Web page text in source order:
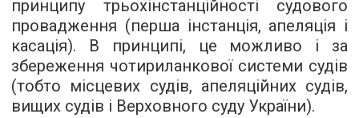
принципу трьохінстанційності судового
провадження (перша інстанція, апеляція і
касація). В принципі, це можливо і за
збереження чотириланкової системи судів
(тобто місцевих судів, апеляційних судів,
вищих судів і Верховного суду України).